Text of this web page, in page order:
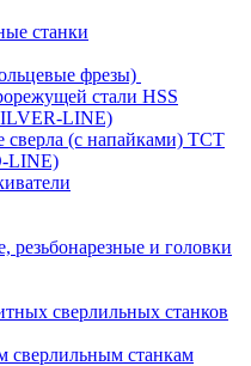
станки
фрезы)
стали HSS
LINE)
сверла (с напайками) ТСТ
LINE)
резьбонарезные и головки
сверлильных станков
сверлильным станкам